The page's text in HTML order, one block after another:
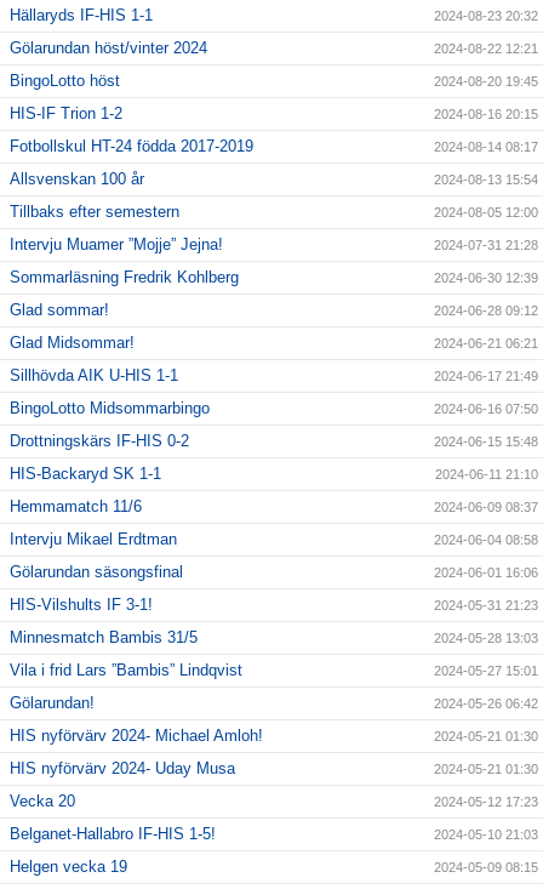
Hällaryds IF-HIS 1-1 2024-08-23 20:32
Gölarundan höst/vinter 2024 2024-08-22 12:21
BingoLotto höst 2024-08-20 19:45
HIS-IF Trion 1-2 2024-08-16 20:15
Fotbollskul HT-24 födda 2017-2019 2024-08-14 08:17
Allsvenskan 100 år 2024-08-13 15:54
Tillbaks efter semestern 2024-08-05 12:00
Intervju Muamer ”Mojje” Jejna! 2024-07-31 21:28
Sommarläsning Fredrik Kohlberg 2024-06-30 12:39
Glad sommar! 2024-06-28 09:12
Glad Midsommar! 2024-06-21 06:21
Sillhövda AIK U-HIS 1-1 2024-06-17 21:49
BingoLotto Midsommarbingo 2024-06-16 07:50
Drottningskärs IF-HIS 0-2 2024-06-15 15:48
HIS-Backaryd SK 1-1 2024-06-11 21:10
Hemmamatch 11/6 2024-06-09 08:37
Intervju Mikael Erdtman 2024-06-04 08:58
Gölarundan säsongsfinal 2024-06-01 16:06
HIS-Vilshults IF 3-1! 2024-05-31 21:23
Minnesmatch Bambis 31/5 2024-05-28 13:03
Vila i frid Lars ”Bambis” Lindqvist 2024-05-27 15:01
Gölarundan! 2024-05-26 06:42
HIS nyförvärv 2024- Michael Amloh! 2024-05-21 01:30
HIS nyförvärv 2024- Uday Musa 2024-05-21 01:30
Vecka 20 2024-05-12 17:23
Belganet-Hallabro IF-HIS 1-5! 2024-05-10 21:03
Helgen vecka 19 2024-05-09 08:15